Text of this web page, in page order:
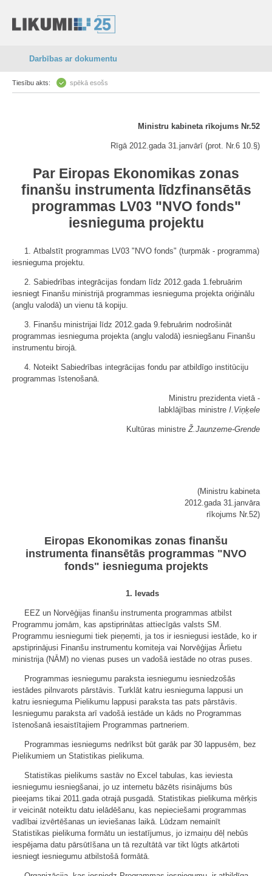
Darbības ar dokumentu
Tiesību akts: spēkā esošs
Ministru kabineta rīkojums Nr.52
Rīgā 2012.gada 31.janvārī (prot. Nr.6 10.§)
Par Eiropas Ekonomikas zonas
finanšu instrumenta līdzfinansētās
programmas LV03 "NVO fonds"
iesnieguma projektu
1. Atbalstīt programmas LV03 "NVO fonds" (turpmāk - programma)
iesnieguma projektu.
2. Sabiedrības integrācijas fondam līdz 2012.gada 1.februārim
iesniegt Finanšu ministrijā programmas iesnieguma projekta oriģinālu
(angļu valodā) un vienu tā kopiju.
3. Finanšu ministrijai līdz 2012.gada 9.februārim nodrošināt
programmas iesnieguma projekta (angļu valodā) iesniegšanu Finanšu
instrumentu birojā.
4. Noteikt Sabiedrības integrācijas fondu par atbildīgo institūciju
programmas īstenošanā.
Ministru prezidenta vietā -
labklājības ministre I.Viņķele
Kultūras ministreŽ.Jaunzeme-Grende
(Ministru kabineta
2012.gada 31.janvāra
rīkojums Nr.52)
Eiropas Ekonomikas zonas finanšu
instrumenta finansētās programmas "NVO
fonds" iesnieguma projekts
1. Ievads
EEZ un Norvēģijas finanšu instrumenta programmas atbilst
Programmu jomām, kas apstiprinātas attiecīgās valsts SM.
Programmu iesniegumi tiek pieņemti, ja tos ir iesniegusi iestāde, ko ir
apstiprinājusi Finanšu instrumentu komiteja vai Norvēģijas Ārlietu
ministrija (NĀM) no vienas puses un vadošā iestāde no otras puses.
Programmas iesniegumu paraksta iesniegumu iesniedzošās
iestādes pilnvarots pārstāvis. Turklāt katru iesnieguma lappusi un
katru iesnieguma Pielikumu lappusi paraksta tas pats pārstāvis.
Iesniegumu paraksta arī vadošā iestāde un kāds no Programmas
īstenošanā iesaistītajiem Programmas partneriem.
Programmas iesniegums nedrīkst būt garāk par 30 lappusēm, bez
Pielikumiem un Statistikas pielikuma.
Statistikas pielikums sastāv no Excel tabulas, kas ieviesta
iesniegumu iesniegšanai, jo uz internetu bāzēts risinājums būs
pieejams tikai 2011.gada otrajā pusgadā. Statistikas pielikuma mērķis
ir veicināt noteiktu datu ielādēšanu, kas nepieciešami programmas
vadībai izvērtēšanas un ieviešanas laikā. Lūdzam nemainīt
Statistikas pielikuma formātu un iestatījumus, jo izmaiņu dēļ nebūs
iespējama datu pārsūtīšana un tā rezultātā var tikt lūgts atkārtoti
iesniegt iesniegumu atbilstošā formātā.